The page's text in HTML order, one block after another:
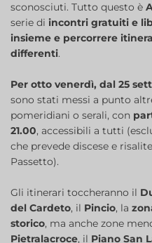
sconosciuti. Tutto questo è
serie di incontri gratuiti e
insieme e percorrere
differenti.
Per otto venerdì, dal 25
sono stati messi a punto
pomeridiani o serali, con
21.00, accessibili a tutti
che prevede discese e
Passetto).
Gli itinerari toccheranno il
del Cardeto, il Pincio, la
storico, ma anche zone
Pietralacroce, il Piano San